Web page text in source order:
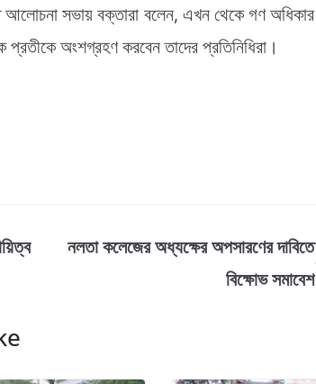
আলোচনা সভায় বক্তারা বলেন, এখন থেকে গণ অধিকার
প্রতীকে অংশগ্রহণ করবেন তাদের প্রতিনিধিরা।
নলতা কলেজের অধ্যক্ষের অপসারণের দাবিতে
বিক্ষোভ সমাবেশ